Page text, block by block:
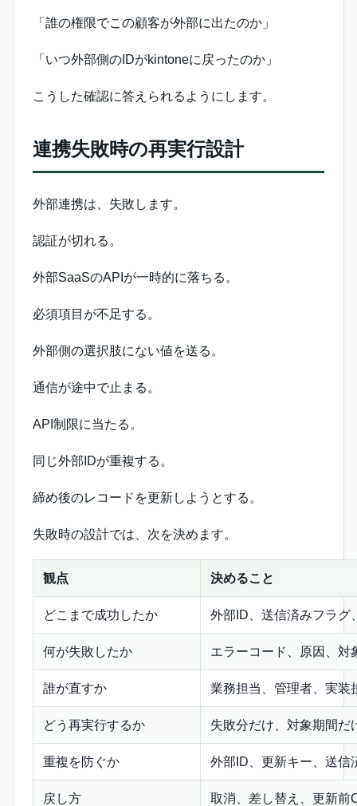
「誰の権限でこの顧客が外部に出たのか」
「いつ外部側のIDがkintoneに戻ったのか」
こうした確認に答えられるようにします。
連携失敗時の再実行設計
外部連携は、失敗します。
認証が切れる。
外部SaaSのAPIが一時的に落ちる。
必須項目が不足する。
外部側の選択肢にない値を送る。
通信が途中で止まる。
API制限に当たる。
同じ外部IDが重複する。
締め後のレコードを更新しようとする。
失敗時の設計では、次を決めます。
観点 決めること
どこまで成功したか 外部ID、送信済みフラグ
何が失敗したか エラーコード、原因、対
誰が直すか 業務担当、管理者、実装
どう再実行するか 失敗分だけ、対象期間だ
重複を防ぐか 外部ID、更新キー、送信
戻し方 取消、差し替え、更新前